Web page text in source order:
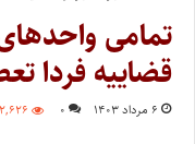
تمامی
قضاییه فردا
۶ مرداد ۱۴۰۳ ۰ ۲,۶۲۶